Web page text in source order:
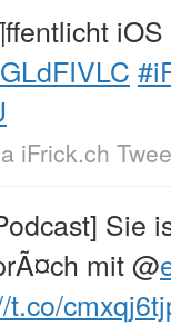
iFrick.ch
Sie
mit@
t.co/